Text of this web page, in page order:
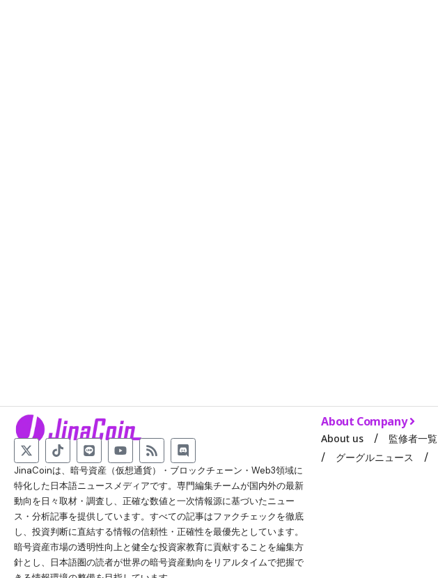
JinaCoinは、暗号資産（仮想通貨）・ブロックチェーン・Web3領域に
特化した日本語ニュースメディアです。専門編集チームが国内外の最新
動向を日々取材・調査し、正確な数値と一次情報源に基づいたニュー
ス・分析記事を提供しています。すべての記事はファクチェックを徹底
し、投資判断に直結する情報の信頼性・正確性を最優先としています。
暗号資産市場の透明性向上と健全な投資家教育に貢献することを編集方
針とし、日本語圏の読者が世界の暗号資産動向をリアルタイムで把握で
About Company
About us 監修者一覧
グーグルニュース